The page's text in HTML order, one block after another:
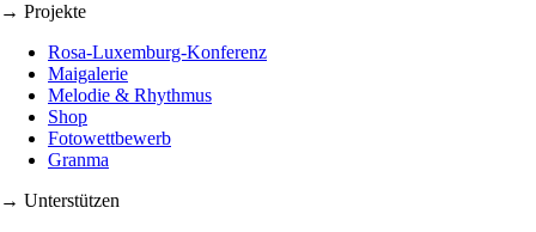
→ Projekte
Rosa-Luxemburg-Konferenz
Maigalerie
Melodie & Rhythmus
Shop
Fotowettbewerb
Granma
→ Unterstützen